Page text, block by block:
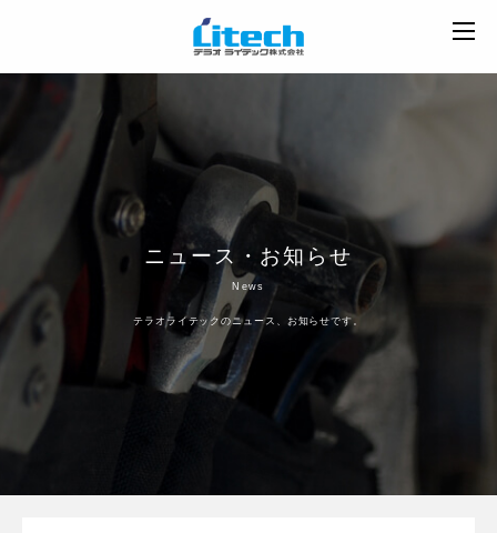
ニュース・お知らせ
News
テラオライテックのニュース、お知らせです。